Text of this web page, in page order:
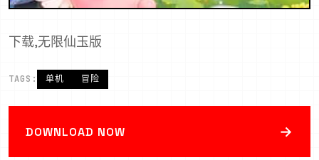
下载,无限仙玉版
TAGS: 单机 冒险
DOWNLOAD NOW →